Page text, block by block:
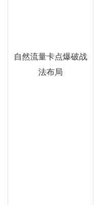
自然流量卡点爆破战
法布局